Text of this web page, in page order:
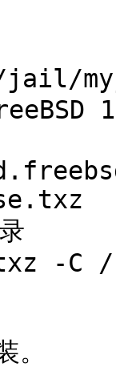
jail/
-C
。